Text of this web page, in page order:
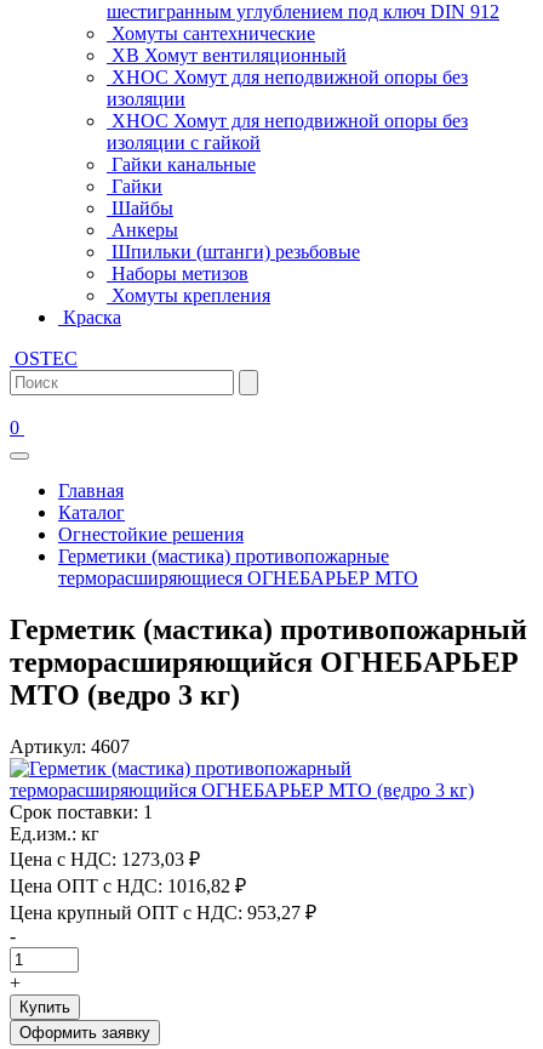
шестигранным углублением под ключ DIN 912
Хомуты сантехнические
ХВ Хомут вентиляционный
ХНОС Хомут для неподвижной опоры без
изоляции
ХНОС Хомут для неподвижной опоры без
изоляции с гайкой
Гайки канальные
Гайки
Шайбы
Анкеры
Шпильки (штанги) резьбовые
Наборы метизов
Хомуты крепления
Краска
OSTEC
0
Главная
Каталог
Огнестойкие решения
Герметики (мастика) противопожарные
терморасширяющиеся ОГНЕБАРЬЕР МТО
Герметик (мастика) противопожарный
терморасширяющийся ОГНЕБАРЬЕР
МТО (ведро 3 кг)
Артикул: 4607
Срок поставки: 1
Ед.изм.: кг
Цена с НДС: 1273,03 ₽
Цена ОПТ с НДС: 1016,82 ₽
Цена крупный ОПТ с НДС: 953,27 ₽
-
+
Купить
Оформить заявку